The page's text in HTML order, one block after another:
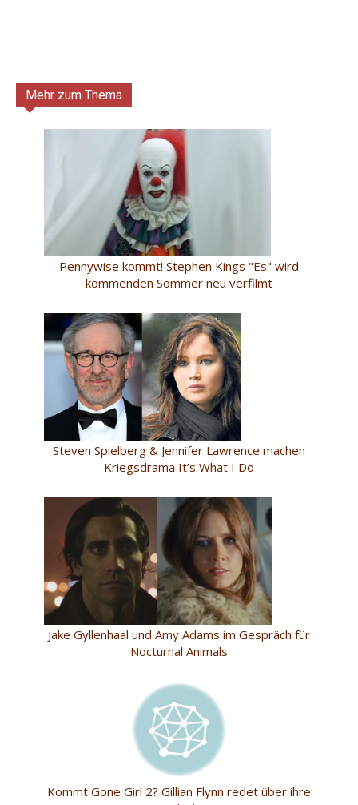
Mehr zum Thema
Pennywise kommt! Stephen Kings "Es" wird
kommenden Sommer neu verfilmt
Steven Spielberg & Jennifer Lawrence machen
Kriegsdrama It’s What I Do
Jake Gyllenhaal und Amy Adams im Gespräch für
Nocturnal Animals
Kommt Gone Girl 2? Gillian Flynn redet über ihre